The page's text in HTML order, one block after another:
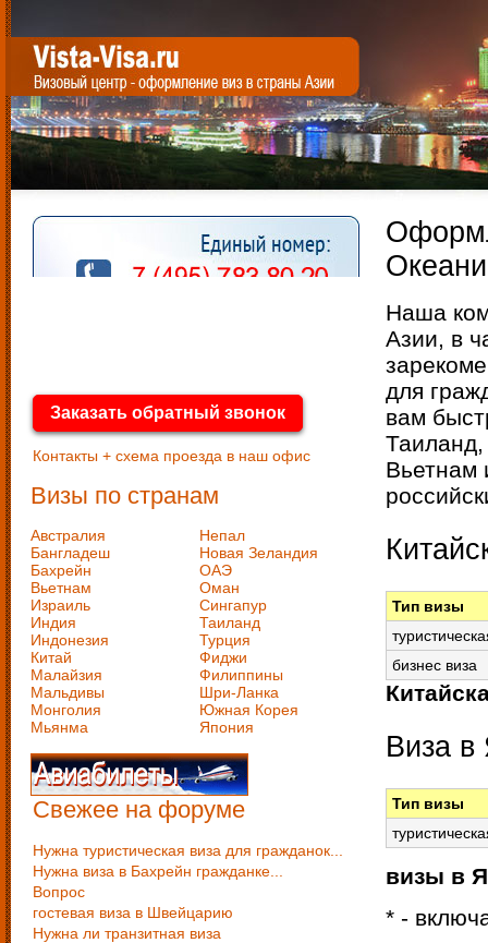
Заказать обратный звонок
Контакты + схема проезда в наш офис
Визы по странам
Австралия
Бангладеш
Бахрейн
Вьетнам
Израиль
Индия
Индонезия
Китай
Малайзия
Мальдивы
Монголия
Мьянма
Непал
Новая Зеландия
ОАЭ
Оман
Сингапур
Таиланд
Турция
Фиджи
Филиппины
Шри-Ланка
Южная Корея
Япония
Свежее на форуме
Нужна туристическая виза для гражданок...
Нужна виза в Бахрейн гражданке...
Вопрос
гостевая виза в Швейцарию
Нужна ли транзитная виза
Наша
Азии, в
для
вам
Вьетнам
Тип визы
бизнес виза
Виза
Тип визы
визы в
* -